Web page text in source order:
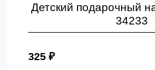
Детский подарочный
34233
325 ₽